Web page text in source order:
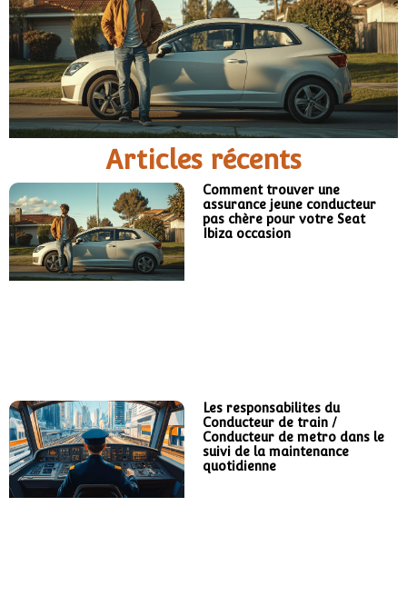
Articles récents
Comment trouver une
assurance jeune conducteur
pas chère pour votre Seat
Ibiza occasion
Les responsabilites du
Conducteur de train /
Conducteur de metro dans le
suivi de la maintenance
quotidienne